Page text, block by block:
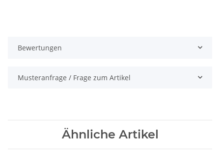
Bewertungen
Musteranfrage / Frage zum Artikel
Ähnliche Artikel